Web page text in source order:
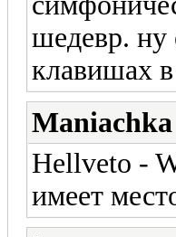
шедевр. ну
клавишах
Maniachka
Hellveto -
имеет